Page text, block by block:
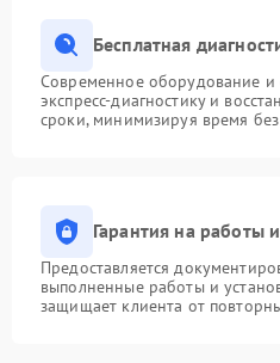
Бесплатная
Современное оборудование и
экспресс-диагностику и
сроки, минимизируя время без
Гарантия на работы
Предоставляется
выполненные работы и
защищает клиента от